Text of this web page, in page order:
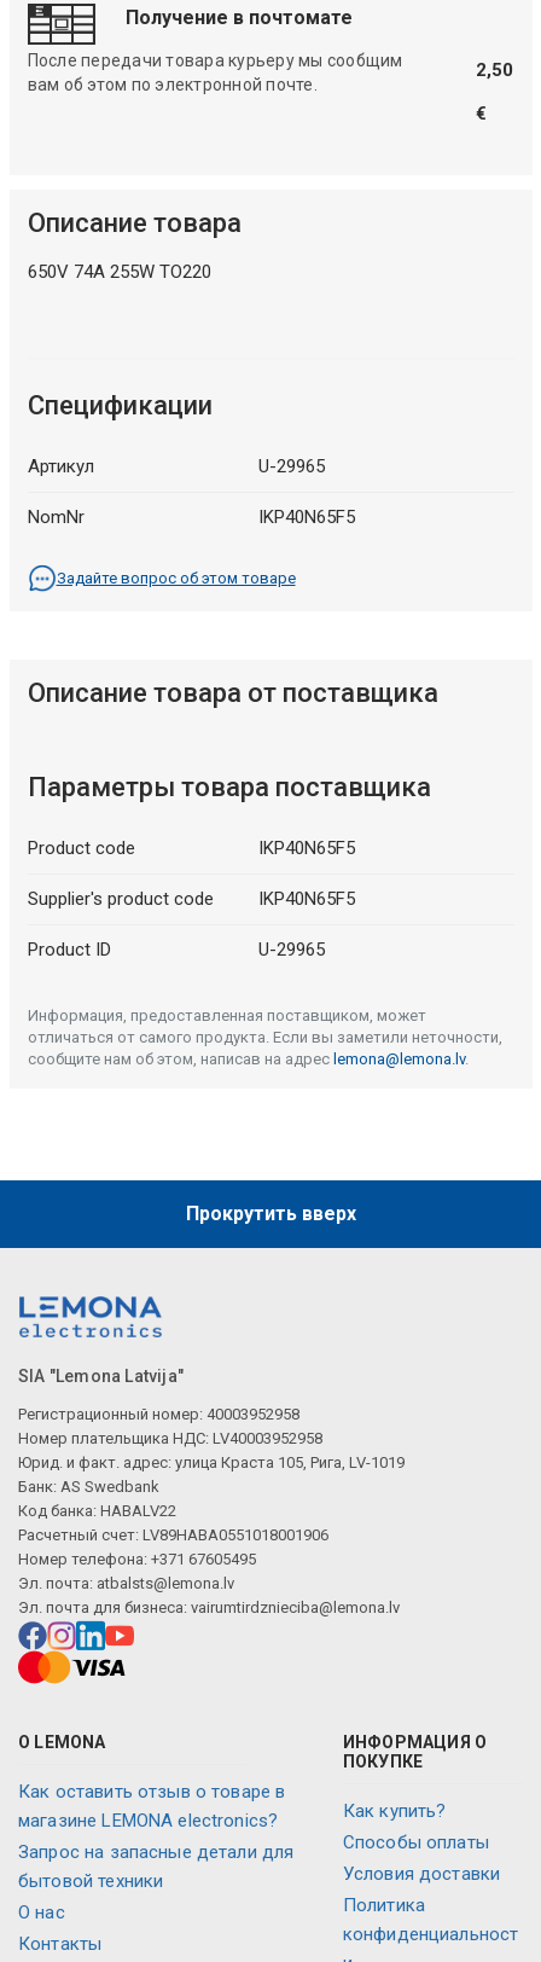
Получение в почтомате
После передачи товара курьеру мы сообщим
вам об этом по электронной почте.
2,50
€
Описание товара
650V 74A 255W TO220
Спецификации
Артикул U-29965
NomNr IKP40N65F5
Задайте вопрос об этом товаре
Описание товара от поставщика
Параметры товара поставщика
Product code IKP40N65F5
Supplier's product code IKP40N65F5
Product ID U-29965
Информация, предоставленная поставщиком, может
отличаться от самого продукта. Если вы заметили неточности,
сообщите нам об этом, написав на адрес lemona@lemona.lv.
Прокрутить вверх
SIA "Lemona Latvija"
Регистрационный номер: 40003952958
Номер плательщика НДС: LV40003952958
Юрид. и факт. адрес: улица Краста 105, Рига, LV-1019
Банк: AS Swedbank
Код банка: HABALV22
Расчетный счет: LV89HABA0551018001906
Номер телефона: +371 67605495
Эл. почта: atbalsts@lemona.lv
Эл. почта для бизнеса: vairumtirdznieciba@lemona.lv
О LEMONA
Как оставить отзыв о товаре в
магазине LEMONA electronics?
Запрос на запасные детали для
бытовой техники
О нас
Контакты
ИНФОРМАЦИЯ О
ПОКУПКЕ
Как купить?
Способы оплаты
Условия доставки
Политика
конфиденциальност